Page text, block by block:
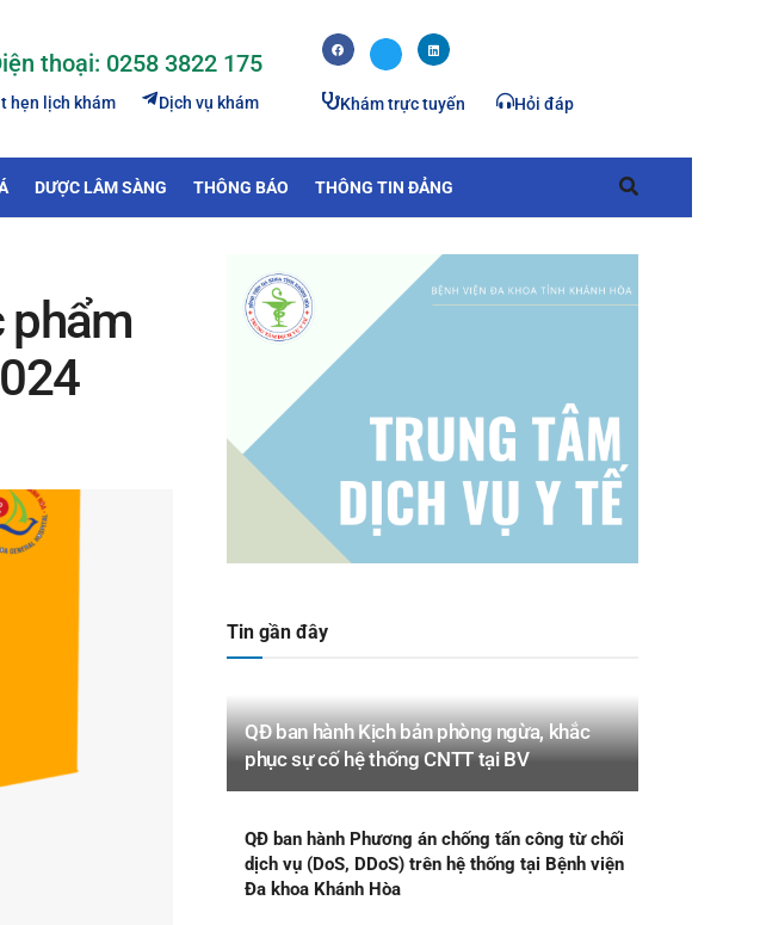
thoại: 0258 3822 175
hẹn lịch khám Dịch vụ khám Khám trực tuyến Hỏi đáp
DƯỢC LÂM SÀNG THÔNG BÁO THÔNG TIN ĐẢNG
phẩm
Tin gần đây
QĐ ban hành Kịch bản phòng ngừa, khắc
phục sự cố hệ thống CNTT tại BV
QĐ ban hành Phương án chống tấn công từ chối
dịch vụ (DoS, DDoS) trên hệ thống tại Bệnh viện
Đa khoa Khánh Hòa